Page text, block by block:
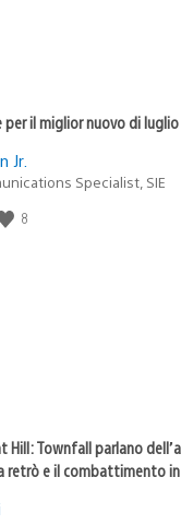
per il miglior nuovo di
Jr.
Specialist, SIE
8
Hill: Townfall parlano
retrò e il combattimento